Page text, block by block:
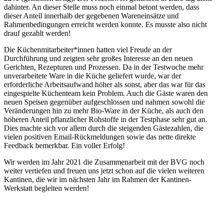
dahinter. An dieser Stelle muss noch einmal betont werden, dass
dieser Anteil innerhalb der gegebenen Wareneinsätze und
Rahmenbedingungen erreicht werden konnte. Es musste also nicht
drauf gezahlt werden!
Die Küchenmitarbeiter*innen hatten viel Freude an der
Durchführung und zeigten sehr großes Interesse an den neuen
Gerichten, Rezepturen und Prozessen. Da in der Testwoche mehr
unverarbeitete Ware in die Küche geliefert wurde, war der
erforderliche Arbeitsaufwand höher als sonst, aber das war für das
eingespielte Küchenteam kein Problem. Auch die Gäste waren den
neuen Speisen gegenüber aufgeschlossen und nahmen sowohl die
Veränderungen hin zu mehr Bio-Ware in der Küche, als auch den
höheren Anteil pflanzlicher Rohstoffe in der Testphase sehr gut an.
Dies machte sich vor allem durch die steigenden Gästezahlen, die
vielen positiven Email-Rückmeldungen sowie das nette direkte
Feedback bemerkbar. Ein voller Erfolg!
Wir werden im Jahr 2021 die Zusammenarbeit mit der BVG noch
weiter vertiefen und freuen uns jetzt schon auf die vielen weiteren
Kantinen, die wir im nächsten Jahr im Rahmen der Kantinen-
Werkstatt begleiten werden!